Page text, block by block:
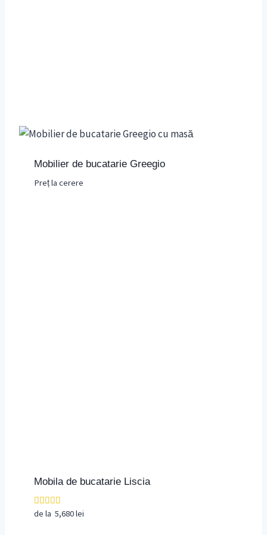
Mobilier de bucatarie Greegio
Preț la cerere
Mobila de bucatarie Liscia
Evaluat la
de la 5,680lei